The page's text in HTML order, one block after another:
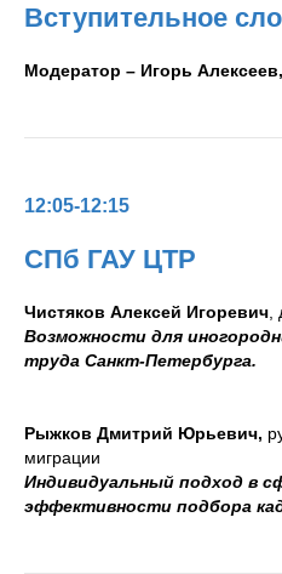
Вступительное
Модератор – Игорь Алексеев,
12:05-12:15
СПб ГАУ ЦТР
Чистяков Алексей Игоревич
Возможности для
труда Санкт-Петербурга.
Рыжков Дмитрий Юрьевич,
миграции
Индивидуальный подход в
эффективности подбора